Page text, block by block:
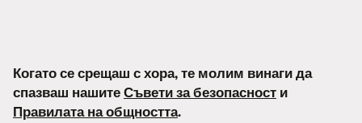
Когато се срещаш с хора, те молим винаги да
спазваш нашитеСъвети за безопасност и
Правилата на общността.